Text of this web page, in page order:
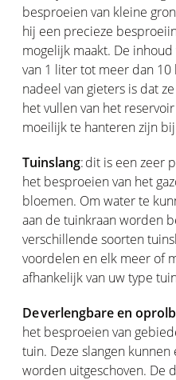
besproeien van kleine
hij een precieze
mogelijk maakt. De
van 1 liter tot meer dan
nadeel van gieters is dat
het vullen van het
moeilijk te hanteren zijn
Tuinslang: dit is een zeer
het besproeien van het
bloemen. Om water te
aan de tuinkraan worden
verschillende soorten
voordelen en elk meer of
afhankelijk van uw type
De verlengbare en
het besproeien van
tuin. Deze slangen
worden uitgeschoven. De